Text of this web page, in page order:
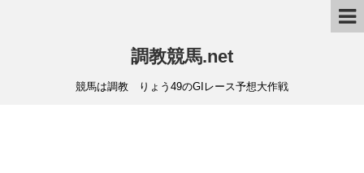
調教競馬.net
競馬は調教 りょう49のGIレース予想大作戦